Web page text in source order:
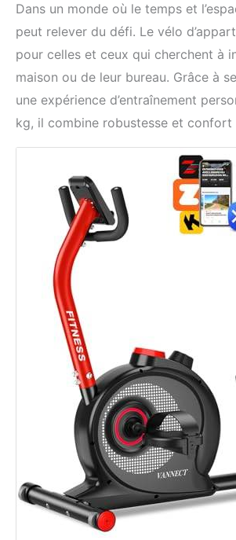
Dans un monde où le temps et
peut relever du défi. Le vélo
pour celles et ceux qui cherchent à
maison ou de leur bureau. Grâce à
une expérience d’entraînement
kg, il combine robustesse et